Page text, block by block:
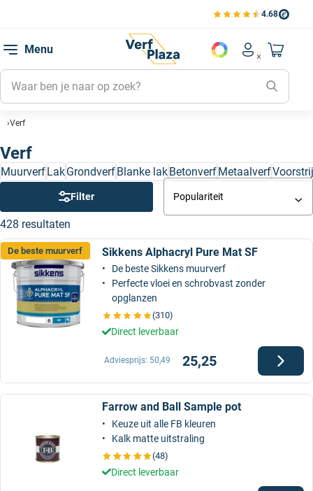
4.68
Bekijk de verfplaza
Menu
Account
Mijn
Mijn
Mijn
Naar
Verf
MuurverfLakGrondverfBlanke lakBetonverfMetaalverf
Verf
Filter
428 resultaten
Populariteit
De beste muurverf Sikkens Alphacryl Pure Mat SF
De beste Sikkens muurverf
Perfecte vloei en schrobvast zonder
opglanzen
(310)
Direct leverbaar
25,25
Adviesprijs: 50,49
Farrow and Ball Sample pot
Keuze uit alle FB kleuren
Kalk matte uitstraling
(48)
Direct leverbaar